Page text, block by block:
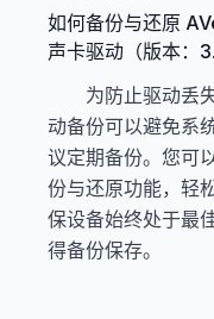
如何备份与还原
声卡驱动（版本：
为防止驱动丢
动备份可以避免系
议定期备份。您可
份与还原功能，轻
保设备始终处于最
得备份保存。